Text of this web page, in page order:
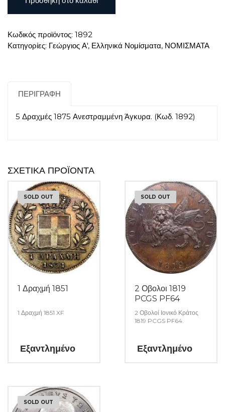
Δραχμές
1875
Άγκυρα
ποσότητα
Κωδικός προϊόντος: 1892
Κατηγορίες: Γεώργιος Α', Ελληνικά Νομίσματα, ΝΟΜΙΣΜΑΤΑ
ΠΕΡΙΓΡΑΦΉ
5 Δραχμές 1875 Ανεστραμμένη Άγκυρα. (Κωδ. 1892)
ΣΧΕΤΙΚΆ ΠΡΟΪΌΝΤΑ
SOLD OUT
1 Δραχμή 1851
1 Δραχμή 1851 XF
Εξαντλημένο
SOLD OUT
2 Οβολοι 1819
PCGS PF64
2 Οβολοί Ιονικό Κράτος
1819 PCGS PF64.
Εξαντλημένο
SOLD OUT